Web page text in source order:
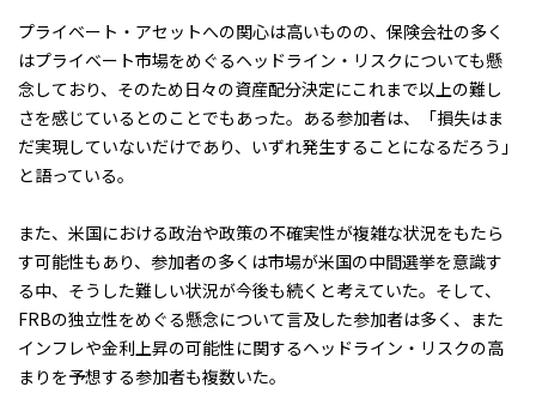
プライベート・アセットへの関心は高いものの、保険会社の多く
はプライベート市場をめぐるヘッドライン・リスクについても懸
念しており、そのため日々の資産配分決定にこれまで以上の難し
さを感じているとのことでもあった。ある参加者は、「損失はま
だ実現していないだけであり、いずれ発生することになるだろう」
と語っている。
また、米国における政治や政策の不確実性が複雑な状況をもたら
す可能性もあり、参加者の多くは市場が米国の中間選挙を意識す
る中、そうした難しい状況が今後も続くと考えていた。そして、
FRBの独立性をめぐる懸念について言及した参加者は多く、また
インフレや金利上昇の可能性に関するヘッドライン・リスクの高
まりを予想する参加者も複数いた。